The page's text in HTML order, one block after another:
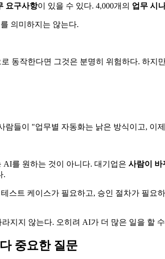
요구사항이 있을 수 있다. 4,000개의 업무 시
의미하지는 않는다.
동작한다면 그것은 분명히 위험하다. 하
람들이 "업무별 자동화는 낡은 방식이고,
를 원하는 것이 아니다. 대기업은 사람이 바
.
스트 케이스가 필요하고, 승인 절차가 필
지지 않는다. 오히려 AI가 더 많은 일을 할
중요한 질문